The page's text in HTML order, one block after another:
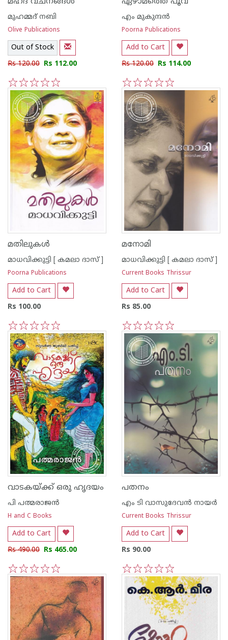
മുഹമ്മദ് നബി
Olive Publications
Out of Stock
Rs 120.00 Rs 112.00
5
4
3
2
1
എം മുകുന്ദ‌ന്‍
Poorna Publications
Add to Cart
Rs 120.00 Rs 114.00
5
4
3
2
1
മതിലുകള്‍
മാധവിക്കുട്ടി [ കമലാ ദാസ് ]
Poorna Publications
Add to Cart
Rs 100.00
5
4
3
2
1
മനോമി
മാധവിക്കുട്ടി [ കമലാ ദാസ് ]
Current Books Thrissur
Add to Cart
Rs 85.00
5
4
3
2
1
വാടകയ്‌ക്ക്‌ ഒരു ഹൃദയം
പി പത്മരാജന്‍
H and C Books
Add to Cart
Rs 490.00 Rs 465.00
5
4
3
2
1
പതനം
എം ടി വാസുദേവന്‍ നായര്‍
Current Books Thrissur
Add to Cart
Rs 90.00
5
4
3
2
1